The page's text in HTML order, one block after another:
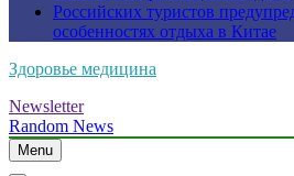
Российских туристов
особенностях отдыха в Китае
Здоровье медицина
Newsletter
Random News
Menu